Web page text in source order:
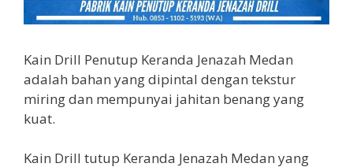
Kain Drill Penutup Keranda Jenazah Medan
adalah bahan yang dipintal dengan tekstur
miring dan mempunyai jahitan benang yang
kuat.
Kain Drill tutup Keranda Jenazah Medan yang